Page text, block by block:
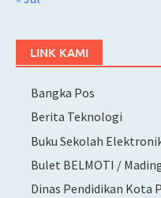
LINK KAMI
Bangka Pos
Berita Teknologi
Buku Sekolah
Bulet BELMOTI /
Dinas Pendidikan Kota